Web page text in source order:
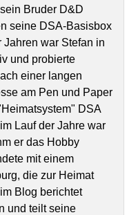
Bruder D&D
seine DSA-Basisbox
war Stefan in
und probierte
einer langen
am Pen und Paper
DSA
Lauf der Jahre war
er das Hobby
mit einem
die zur Heimat
Blog berichtet
und teilt seine